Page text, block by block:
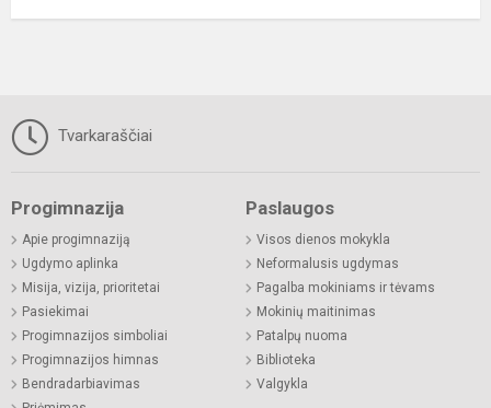
Tvarkaraščiai
Progimnazija
Apie progimnaziją
Ugdymo aplinka
Misija, vizija, prioritetai
Pasiekimai
Progimnazijos simboliai
Progimnazijos himnas
Bendradarbiavimas
Paslaugos
Visos dienos mokykla
Neformalusis ugdymas
Pagalba mokiniams ir tėvams
Mokinių maitinimas
Patalpų nuoma
Biblioteka
Valgykla